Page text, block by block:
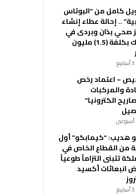
كامل من “البوتاس
.. إحالة عطاء إنشاء
صحي بذان وبردى في
الكرك بكلفة (1.5) مليون
– اعتماد رخص
والمركبات
الكترونيا”
أسبوعين
هديب: “كيمابكو” أول
من القطاع الخاص في
تتبنى التزاماً طوعياً
انبعاثات أكسيد